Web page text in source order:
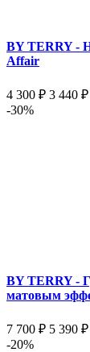
BY TERRY -
Affair
4 300 ₽ 3 440 ₽
-30%
BY TERRY -
матовым
7 700 ₽ 5 390 ₽
-20%